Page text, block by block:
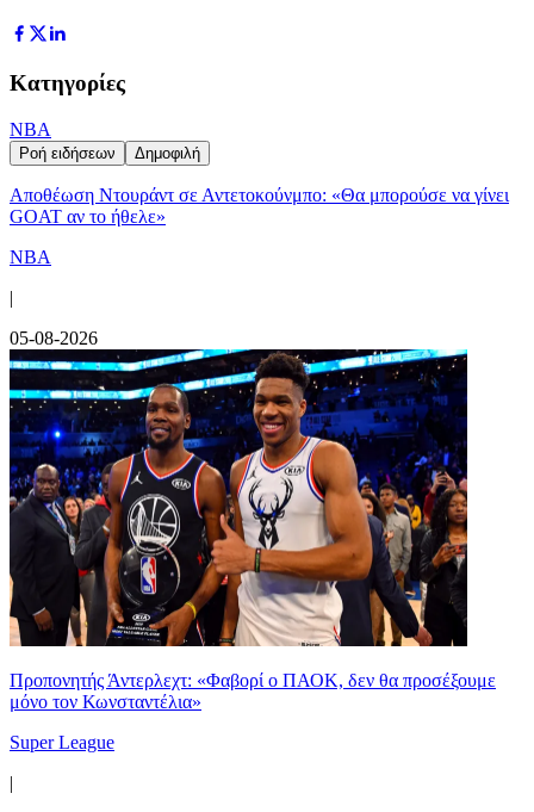
Κατηγορίες
NBA
Ροή ειδήσεων Δημοφιλή
Αποθέωση Ντουράντ σε Αντετοκούνμπο: «Θα μπορούσε να γίνει
GOAT αν το ήθελε»
NBA
|
05-08-2026
Προπονητής Άντερλεχτ: «Φαβορί ο ΠΑΟΚ, δεν θα προσέξουμε
μόνο τον Κωνσταντέλια»
Super League
|